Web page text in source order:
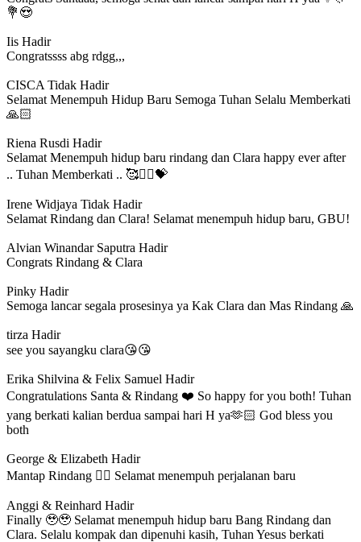
💐😍
Iis Hadir
Congratssss abg rdgg,,,
CISCA Tidak Hadir
Selamat Menempuh Hidup Baru Semoga Tuhan Selalu Memberkati
🙏🏻
Riena Rusdi Hadir
Selamat Menempuh hidup baru rindang dan Clara happy ever after
.. Tuhan Memberkati .. 🥰🧚‍♀️💝
Irene Widjaya Tidak Hadir
Selamat Rindang dan Clara! Selamat menempuh hidup baru, GBU!
Alvian Winandar Saputra Hadir
Congrats Rindang & Clara
Pinky Hadir
Semoga lancar segala prosesinya ya Kak Clara dan Mas Rindang 🙏
tirza Hadir
see you sayangku clara😘😘
Erika Shilvina & Felix Samuel Hadir
Congratulations Santa & Rindang ❤️ So happy for you both! Tuhan
yang berkati kalian berdua sampai hari H ya🫶🏻 God bless you
both
George & Elizabeth Hadir
Mantap Rindang 👍🏻 Selamat menempuh perjalanan baru
Anggi & Reinhard Hadir
Finally 🥹🥹 Selamat menempuh hidup baru Bang Rindang dan
Clara. Selalu kompak dan dipenuhi kasih, Tuhan Yesus berkati